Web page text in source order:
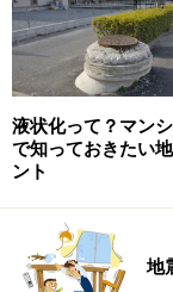
次にオールイン
浄水器が組み込
がなく、キッチ
ルインワン浄水
シャワーに切り
で水が行き届き
静音シンク
に出る音を軽減
液状化って？マン
で知っておきたい
ント
地